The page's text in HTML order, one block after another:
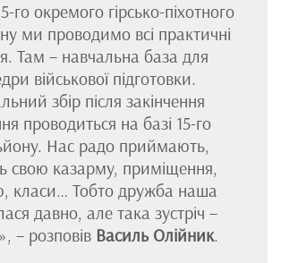
го окремого гірсько-піхотного
ми проводимо всі практичні
Там – навчальна база для
військової підготовки.
збір після закінчення
проводиться на базі 15-го
Нас радо приймають,
свою казарму, приміщення,
класи… Тобто дружба наша
давно, але така зустріч –
– розповів Василь Олійник.